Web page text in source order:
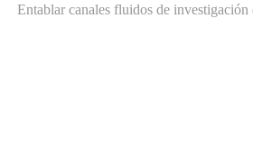
Entablar canales fluidos de